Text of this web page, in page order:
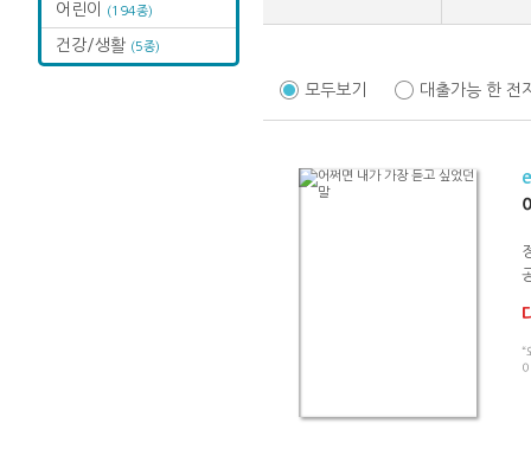
어린이 (194종)
건강/생활 (5종)
모두보기 대출가능 한 전
“